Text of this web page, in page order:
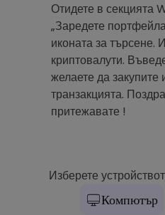
Отидете в секцията
„Заредете
иконата за търсене.
криптовалути.
желаете да закупите
транзакцията.
притежавате !
Изберете
Компютър